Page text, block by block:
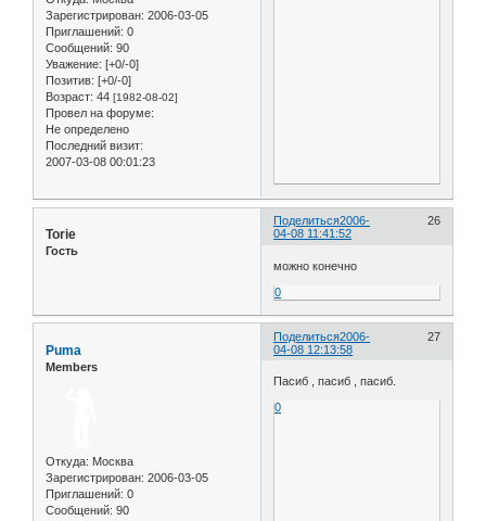
Зарегистрирован: 2006-03-05
Приглашений: 0
Сообщений: 90
Уважение: [+0/-0]
Позитив: [+0/-0]
Возраст: 44 [1982-08-02]
Провел на форуме:
Не определено
Последний визит:
2007-03-08 00:01:23
Поделиться 26
2006-
04-08 11:41:52
Torie
Гость
можно конечно
0
Поделиться 27
2006-
04-08 12:13:58
Puma
Members
Откуда: Москва
Зарегистрирован: 2006-03-05
Приглашений: 0
Сообщений: 90
Пасиб , пасиб , пасиб.
0